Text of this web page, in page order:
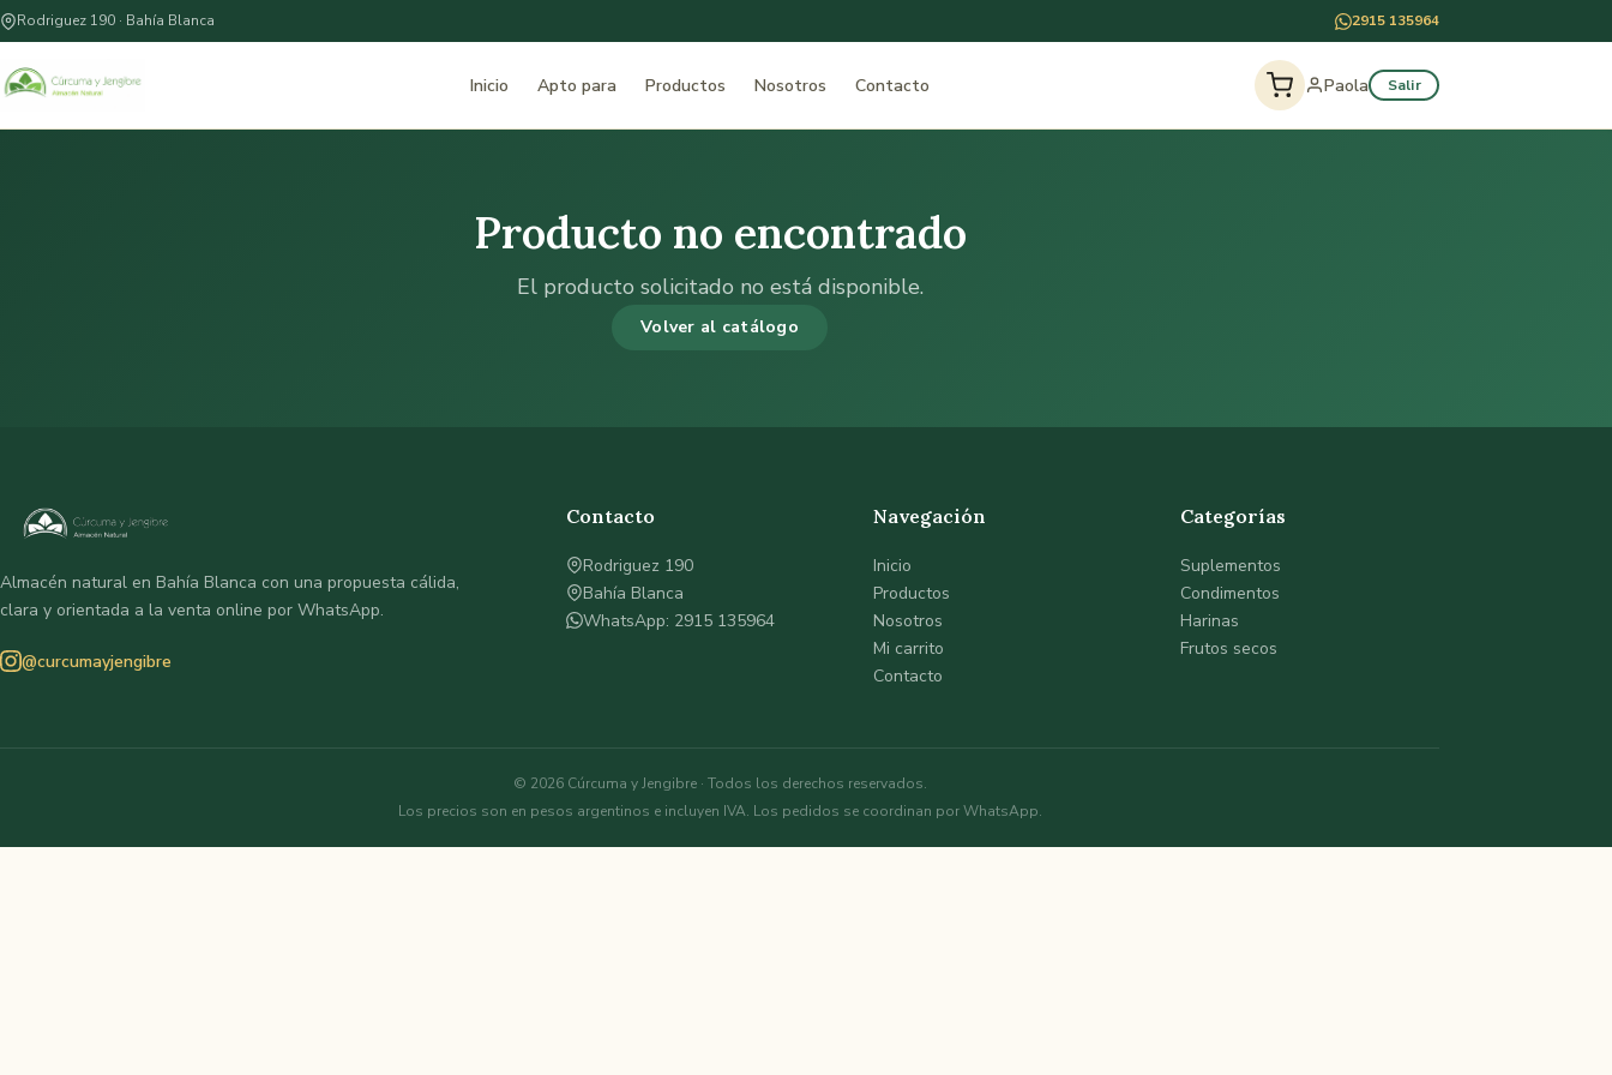
Rodriguez 190 · Bahía Blanca 2915 135964
Inicio Apto para Productos Nosotros Contacto Paola Salir
Producto no encontrado
El producto solicitado no está disponible.
Volver al catálogo
Almacén natural en Bahía Blanca con una propuesta cálida,
clara y orientada a la venta online por WhatsApp.
@curcumayjengibre
Contacto
Rodriguez 190
Bahía Blanca
WhatsApp: 2915 135964
Navegación
Inicio
Productos
Nosotros
Mi carrito
Contacto
Categorías
Suplementos
Condimentos
Harinas
Frutos secos
© 2026 Cúrcuma y Jengibre · Todos los derechos reservados.
Los precios son en pesos argentinos e incluyen IVA. Los pedidos se coordinan por WhatsApp.